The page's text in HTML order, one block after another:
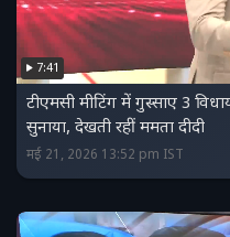
7:41
टीएमसी मीटिंग में गुस्साए 3
सुनाया, देखती रहीं ममता दीदी
मई 21, 2026 13:52 pm IST